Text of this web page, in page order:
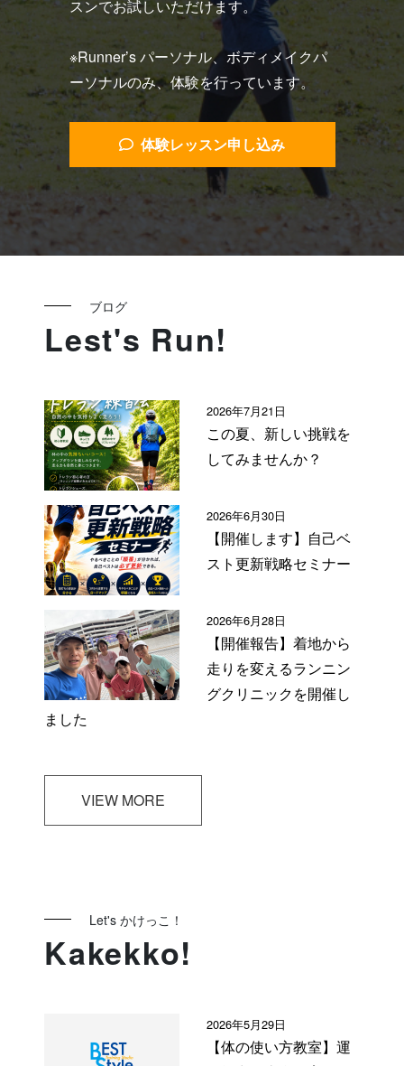
スンでお試しいただけます。
※Runner’s パーソナル、ボディメイクパ
ーソナルのみ、体験を行っています。
体験レッスン申し込み
ブログ
Lest's Run!
2026年7月21日
この夏、新しい挑戦を
してみませんか？
2026年6月30日
【開催します】自己ベ
スト更新戦略セミナー
2026年6月28日
【開催報告】着地から
走りを変えるランニン
グクリニックを開催し
ました
VIEW MORE
Let's かけっこ！
Kakekko!
2026年5月29日
【体の使い方教室】運